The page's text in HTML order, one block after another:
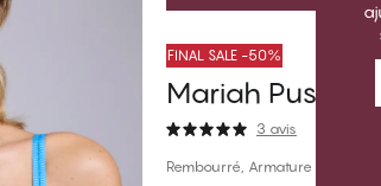
FINAL SALE -50%
Mariah Push
3 avis
Rembourré, Armature